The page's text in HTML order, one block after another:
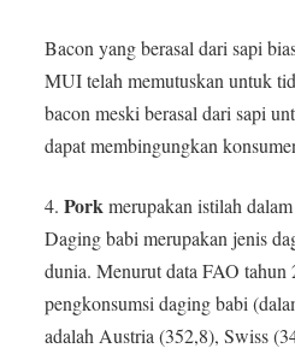
Bacon yang berasal dari sapi
MUI telah memutuskan untuk
bacon meski berasal dari sapi
dapat membingungkan
4.Porkmerupakan istilah
Daging babi merupakan jenis
dunia. Menurut data FAO tahun
pengkonsumsi daging babi
adalah Austria (352,8), Swiss